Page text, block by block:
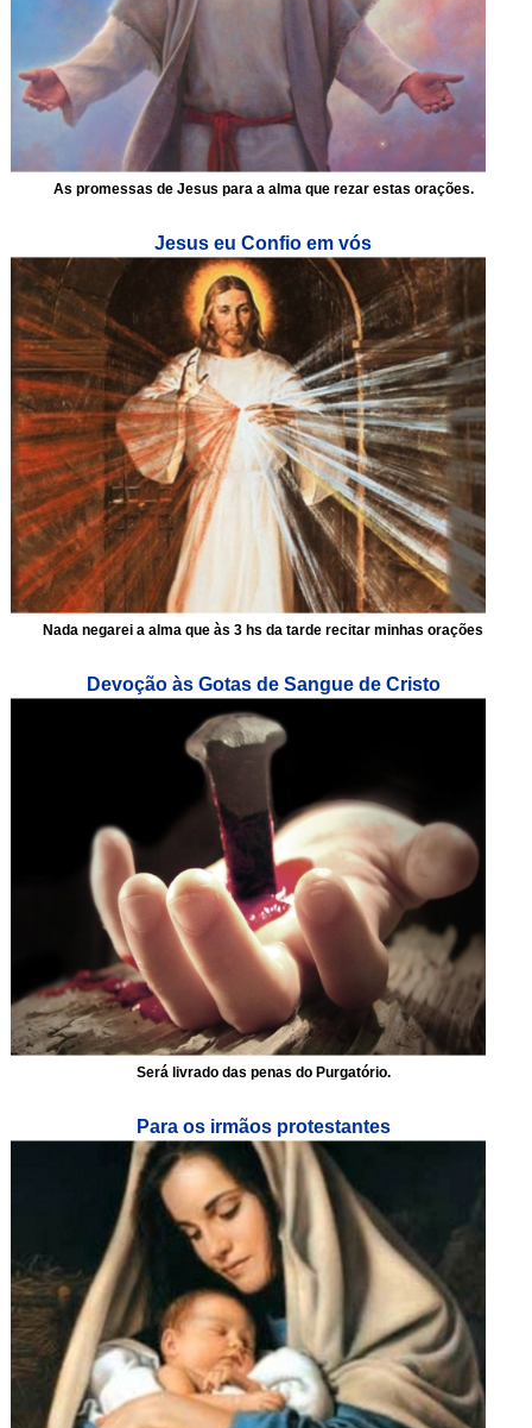
As promessas de Jesus para a alma que rezar estas orações.
Jesus eu Confio em vós
Nada negarei a alma que às 3 hs da tarde recitar minhas orações
Devoção às Gotas de Sangue de Cristo
Será livrado das penas do Purgatório.
Para os irmãos protestantes